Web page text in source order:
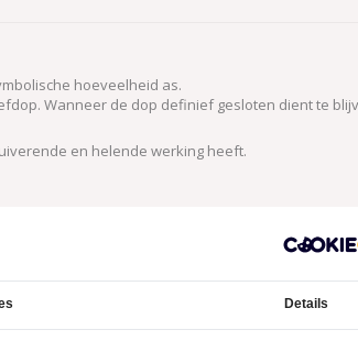
hoeveelheid as.
Wanneer de dop definief gesloten dient te
en helende werking heeft.
van gebruik maar de laag zal na een aantal jaar
die een bijzondere betekenis
aan de schoonheid en authenticiteit. De
Details